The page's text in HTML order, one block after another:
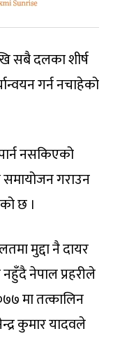
सबै दलका शीर्ष
गर्न नचाहेको
नसकिएको
गराउन
छ ।
मुद्दा नै दायर
नेपाल प्रहरीले
मा तत्कालिन
कुमार यादवले